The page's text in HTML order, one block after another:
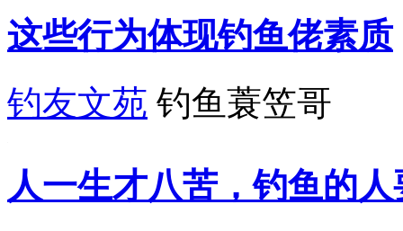
这些行为体现钓鱼佬素质
钓友文苑 钓鱼蓑笠哥
人一生才八苦，钓鱼的